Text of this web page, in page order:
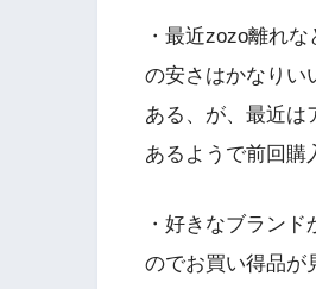
・最近zozo離れ
の安さはかなりい
ある、が、最近は
あるようで前回購
・好きなブラン
のでお買い得品が